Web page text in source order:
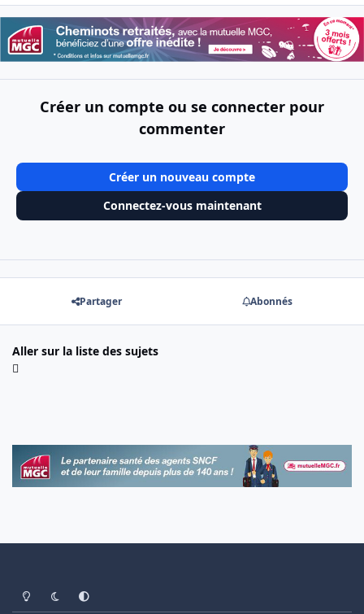
Créer un compte ou se connecter pour
commenter
Créer un nouveau compte
Connectez-vous maintenant
Partager Abonnés
Aller sur la liste des sujets
Light ModeDark ModeSystem Preference